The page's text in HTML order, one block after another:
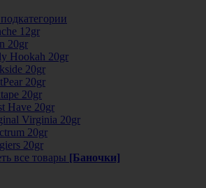
12gr
20gr
Hookah 20gr
20gr
20gr
20gr
Have 20gr
Virginia 20gr
20gr
20gr
все товары [Баночки]